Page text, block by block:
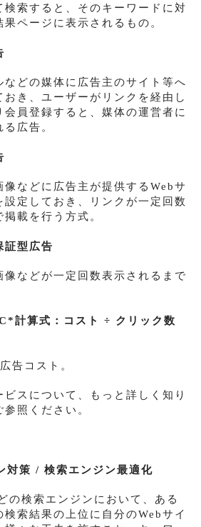
検索すると、そのキーワードに対
ページに表示されるもの。
などの媒体に広告主のサイト等へ
き、ユーザーがリンクを経由し
員登録すると、媒体の運営者に
広告。
像などに広告主が提供するWebサ
設定しておき、リンクが一定回数
載を行う方式。
証型広告
像などが一定回数表示されるまで
計算式：コスト ÷ クリック数
告コスト。
スについて、もっと詳しく知り
照ください。
対策 / 検索エンジン最適化
の検索エンジンにおいて、ある
索結果の上位に自分のWebサイ